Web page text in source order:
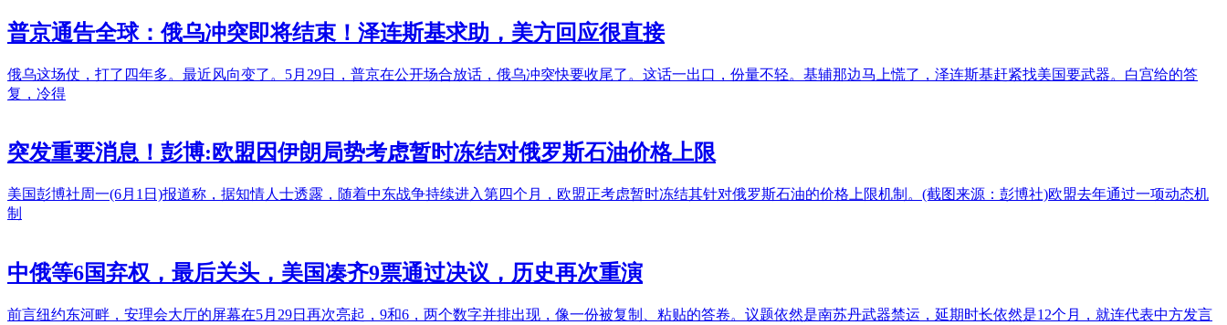
普京通告全球：俄乌冲突即将结束！泽连斯基求助，美方回应很直接
俄乌这场仗，打了四年多。最近风向变了。5月29日，普京在公开场合放话，俄乌冲突快要收尾了。这话一出口，份量不轻。基辅那边马上慌了，泽连斯基赶紧找美国要武器。白宫给的答
复，冷得
突发重要消息！彭博:欧盟因伊朗局势考虑暂时冻结对俄罗斯石油价格上限
美国彭博社周一(6月1日)报道称，据知情人士透露，随着中东战争持续进入第四个月，欧盟正考虑暂时冻结其针对俄罗斯石油的价格上限机制。(截图来源：彭博社)欧盟去年通过一项动态机
制
中俄等6国弃权，最后关头，美国凑齐9票通过决议，历史再次重演
前言纽约东河畔，安理会大厅的屏幕在5月29日再次亮起，9和6，两个数字并排出现，像一份被复制、粘贴的答卷。议题依然是南苏丹武器禁运，延期时长依然是12个月，就连代表中方发言